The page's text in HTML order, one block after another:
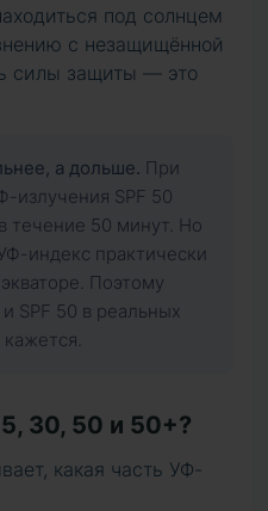
под солнцем
с незащищённой
силы защиты — это
а дольше. При
излучения SPF 50
течение 50 минут. Но
индекс практически
Поэтому
SPF 50 в реальных
30, 50 и 50+?
какая часть УФ-